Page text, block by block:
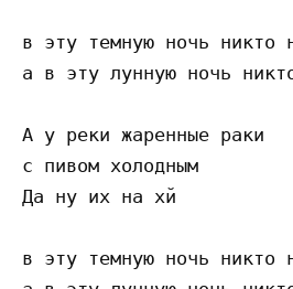
в эту темную ночь никто
а в эту лунную ночь
А у реки жаренные раки
с пивом холодным
Да ну их на хй
в эту темную ночь никто